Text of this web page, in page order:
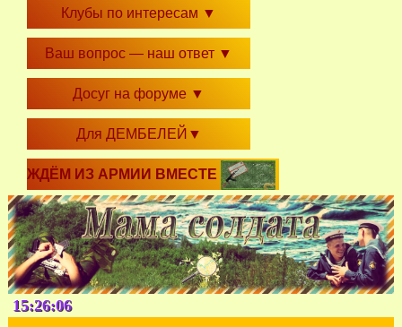
Клубы по интересам ▼
Ваш вопрос — наш ответ ▼
Досуг на форуме ▼
Для ДЕМБЕЛЕЙ ▼
ЖДЁМ ИЗ АРМИИ ВМЕСТЕ
15:26:06